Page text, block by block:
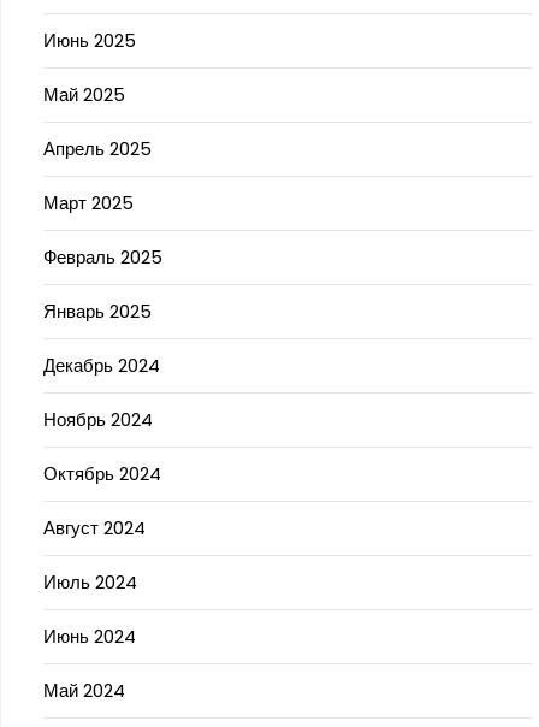
Июнь 2025
Май 2025
Апрель 2025
Март 2025
Февраль 2025
Январь 2025
Декабрь 2024
Ноябрь 2024
Октябрь 2024
Август 2024
Июль 2024
Июнь 2024
Май 2024